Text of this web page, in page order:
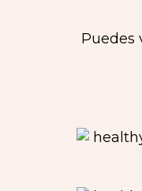
Puedes